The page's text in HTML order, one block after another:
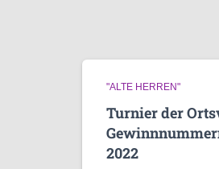
"ALTE HERREN"
Turnier der
2022